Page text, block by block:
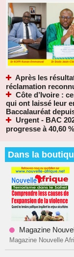
Après les
réclamation
Côte d’Ivoire :
qui ont laissé leur
Baccalauréat
Urgent - BAC
progresse à 40,60
Dans la
Magazine
Magazine Nouvelle